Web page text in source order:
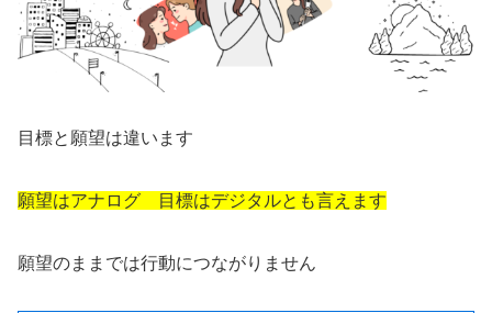
目標と願望は違います
願望はアナログ 目標はデジタルとも言えます
願望のままでは行動につながりません